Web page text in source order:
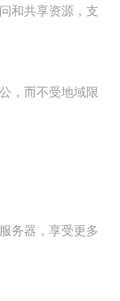
和共享资源，支
，而不受地域限
务器，享受更多